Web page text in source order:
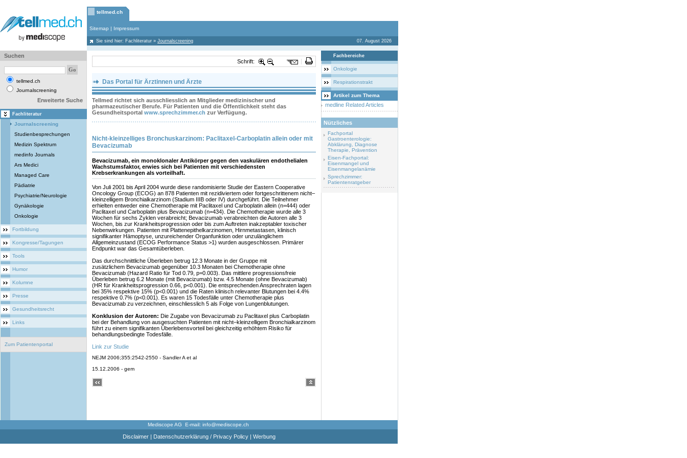
tellmed.ch
Sitemap | Impressum
Sie sind hier: Fachliteratur » Journalscreening 07. August 2026
Suchen
tellmed.ch
Journalscreening
Erweiterte Suche
Fachliteratur
Journalscreening
Studienbesprechungen
Medizin Spektrum
medinfo Journals
Ars Medici
Managed Care
Pädiatrie
Psychiatrie/Neurologie
Gynäkologie
Onkologie
Fortbildung
Kongresse/Tagungen
Tools
Humor
Kolumne
Presse
Gesundheitsrecht
Links
Zum Patientenportal
Schrift:
Das Portal für Ärztinnen und Ärzte
Tellmed richtet sich ausschliesslich an Mitglieder medizinischer und
pharmazeutischer Berufe. Für Patienten und die Öffentlichkeit steht das
Gesundheitsportal www.sprechzimmer.ch zur Verfügung.
Nicht-kleinzelliges Bronchuskarzinom: Paclitaxel-Carboplatin allein oder mit
Bevacizumab
Bevacizumab, ein monoklonaler Antikörper gegen den vaskulären endothelialen
Wachstumsfaktor, erwies sich bei Patienten mit verschiedensten
Krebserkrankungen als vorteilhaft.
Von Juli 2001 bis April 2004 wurde diese randomisierte Studie der Eastern Cooperative
Oncology Group (ECOG) an 878 Patienten mit rezidiviertem oder fortgeschrittenem nicht–
kleinzelligem Bronchialkarzinom (Stadium IIIB oder IV) durchgeführt. Die Teilnehmer
erhielten entweder eine Chemotherapie mit Paclitaxel und Carboplatin allein (n=444) oder
Paclitaxel und Carboplatin plus Bevacizumab (n=434). Die Chemotherapie wurde alle 3
Wochen für sechs Zyklen verabreicht; Bevacizumab verabreichten die Autoren alle 3
Wochen, bis zur Krankheitsprogression oder bis zum Auftreten inakzeptabler toxischer
Nebenwirkungen. Patienten mit Plattenepithelkarzinomen, Hirnmetastasen, klinisch
signifikanter Hämoptyse, unzureichender Organfunktion oder unzulänglichem
Allgemeinzustand (ECOG Performance Status >1) wurden ausgeschlossen. Primärer
Endpunkt war das Gesamtüberleben.
Das durchschnittliche Überleben betrug 12.3 Monate in der Gruppe mit
zusätzlichem Bevacizumab gegenüber 10.3 Monaten bei Chemotherapie ohne
Bevacizumab (Hazard Ratio für Tod 0.79, p=0.003). Das mittlere progressionsfreie
Überleben betrug 6.2 Monate (mit Bevacizumab) bzw. 4.5 Monate (ohne Bevacizumab)
(HR für Krankheitsprogression 0.66, p<0.001). Die entsprechenden Ansprechraten lagen
bei 35% respektive 15% (p<0.001) und die Raten klinisch relevanter Blutungen bei 4.4%
respektive 0.7% (p<0.001). Es waren 15 Todesfälle unter Chemotherapie plus
Bevacizumab zu verzeichnen, einschliesslich 5 als Folge von Lungenblutungen.
Konklusion der Autoren: Die Zugabe von Bevacizumab zu Paclitaxel plus Carboplatin
bei der Behandlung von ausgesuchten Patienten mit nicht–kleinzelligem Bronchialkarzinom
führt zu einem signifikanten Überlebensvorteil bei gleichzeitig erhöhtem Risiko für
behandlungsbedingte Todesfälle.
Link zur Studie
NEJM 2006;355:2542-2550 - Sandler A et al
15.12.2006 - gem
Fachbereiche
Onkologie
Respirationstrakt
Artikel zum Thema
medline Related Articles
Nützliches
Fachportal
Gastroenterologie:
Abklärung, Diagnose
Therapie, Prävention
Eisen-Fachportal:
Eisenmangel und
Eisenmangelanämie
Sprechzimmer:
Patientenratgeber
Mediscope AG E-mail: info@mediscope.ch
Disclaimer| Datenschutzerklärung / Privacy Policy| Werbung